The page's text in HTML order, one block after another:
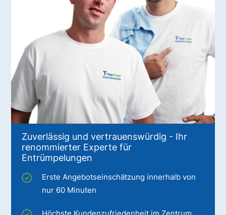
Zuverlässig und vertrauenswürdig - Ihr
renommierter Experte für
Entrümpelungen
Erste Angebotseinschätzung innerhalb von
nur 60 Minuten